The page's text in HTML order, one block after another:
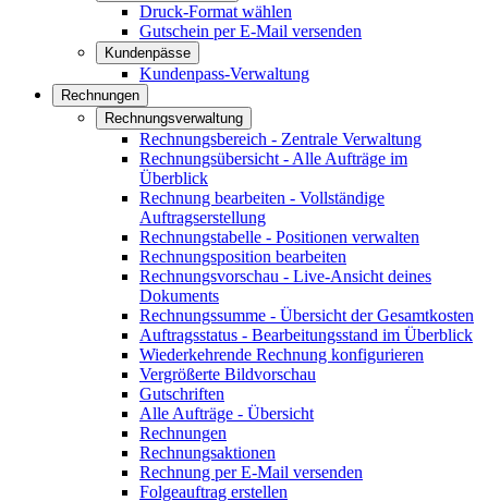
Druck-Format wählen
Gutschein per E-Mail versenden
Kundenpässe
Kundenpass-Verwaltung
Rechnungen
Rechnungsverwaltung
Rechnungsbereich - Zentrale Verwaltung
Rechnungsübersicht - Alle Aufträge im
Überblick
Rechnung bearbeiten - Vollständige
Auftragserstellung
Rechnungstabelle - Positionen verwalten
Rechnungsposition bearbeiten
Rechnungsvorschau - Live-Ansicht deines
Dokuments
Rechnungssumme - Übersicht der Gesamtkosten
Auftragsstatus - Bearbeitungsstand im Überblick
Wiederkehrende Rechnung konfigurieren
Vergrößerte Bildvorschau
Gutschriften
Alle Aufträge - Übersicht
Rechnungen
Rechnungsaktionen
Rechnung per E-Mail versenden
Folgeauftrag erstellen